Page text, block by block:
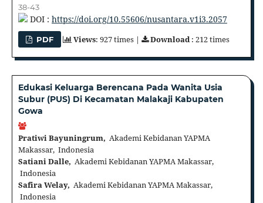
38-43
DOI : https://doi.org/10.55606/nusantara.v1i3.2057
PDF Views: 927 times | Download : 212 times
Edukasi Keluarga Berencana Pada Wanita Usia
Subur (PUS) Di Kecamatan Malakaji Kabupaten
Gowa
Pratiwi Bayuningrum, Akademi Kebidanan YAPMA
Makassar, Indonesia
Satiani Dalle, Akademi Kebidanan YAPMA Makassar,
Indonesia
Safira Welay, Akademi Kebidanan YAPMA Makassar,
Indonesia